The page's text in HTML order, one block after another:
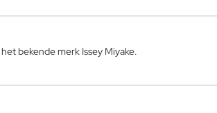
bekende merk Issey Miyake.